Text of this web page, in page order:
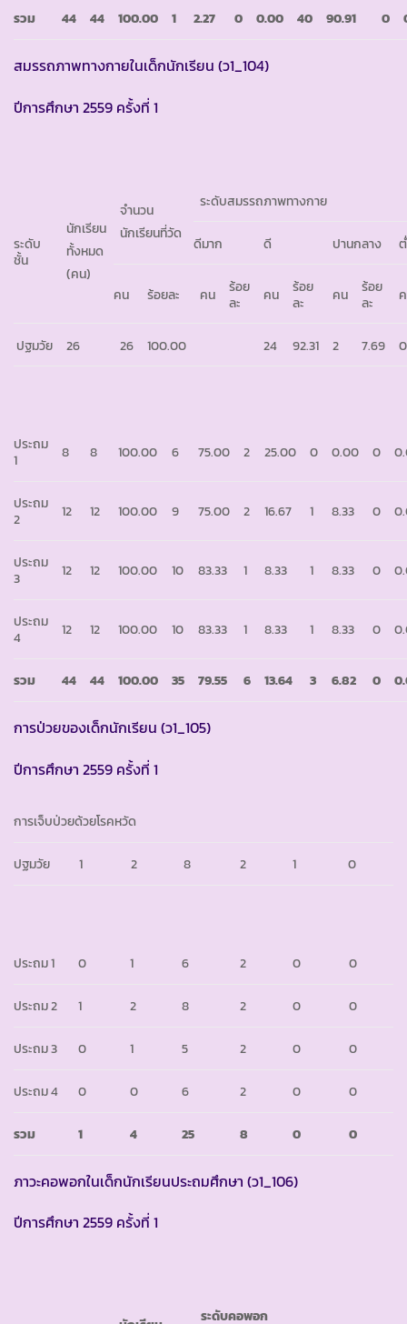
รวม 44 44 100.00 1 2.27 0 0.00 40 90.91 0
สมรรถภาพทางกายในเด็กนักเรียน (ว1_104)
ปีการศึกษา 2559 ครั้งที่ 1
ระดับ
ชั้น
นักเรียน
ทั้งหมด
(คน)
จำนวน
นักเรียนที่วัด
ระดับสมรรถภาพทางกาย
ดีมาก ดี ปานกลาง
คน ร้อยละ คน
ร้อย
ละ
คน
ร้อย
ละ
คน
ร้อย
ละ
ปฐมวัย 26 26 100.00 24 92.31 2 7.69 0
ประถม
1
8 8 100.00 6 75.00 2 25.00 0 0.00 0
ประถม
2
12 12 100.00 9 75.00 2 16.67 1 8.33 0
ประถม
3
12 12 100.00 10 83.33 1 8.33 1 8.33 0
ประถม
4
12 12 100.00 10 83.33 1 8.33 1 8.33 0
รวม 44 44 100.00 35 79.55 6 13.64 3 6.82 0
การป่วยของเด็กนักเรียน (ว1_105)
ปีการศึกษา 2559 ครั้งที่ 1
การเจ็บป่วยด้วยโรคหวัด
ปฐมวัย 1 2 8 2 1 0
ประถม 1 0 1 6 2 0 0
ประถม 2 1 2 8 2 0 0
ประถม 3 0 1 5 2 0 0
ประถม 4 0 0 6 2 0 0
รวม 1 4 25 8 0 0
ภาวะคอพอกในเด็กนักเรียนประถมศึกษา (ว1_106)
ปีการศึกษา 2559 ครั้งที่ 1
ระดับคอพอก